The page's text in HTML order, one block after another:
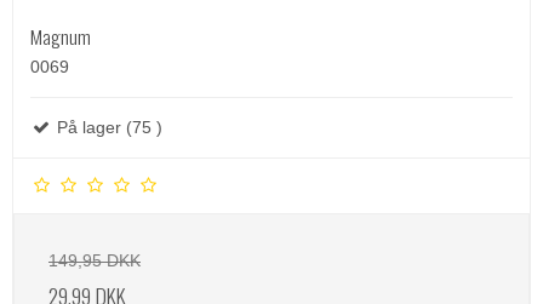
Magnum
0069
På lager (75 )
149,95 DKK
29,99 DKK